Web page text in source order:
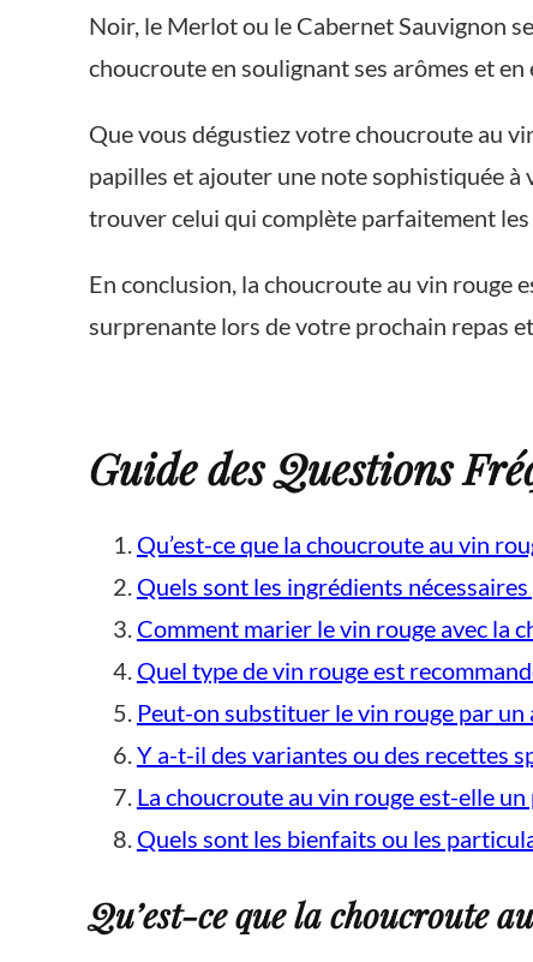
Noir, le Merlot ou le Cabernet Sauvignon
choucroute en soulignant ses arômes et
Que vous dégustiez votre choucroute au
papilles et ajouter une note sophistiquée
trouver celui qui complète parfaitement
En conclusion, la choucroute au vin rouge
surprenante lors de votre prochain repas
Guide des Questions
Qu’est-ce que la choucroute au vin
Quels sont les ingrédients
Comment marier le vin rouge avec la
Quel type de vin rouge est
Peut-on substituer le vin rouge par
Y a-t-il des variantes ou des recettes
La choucroute au vin rouge est-elle
Quels sont les bienfaits ou les
Qu’est-ce que la choucroute